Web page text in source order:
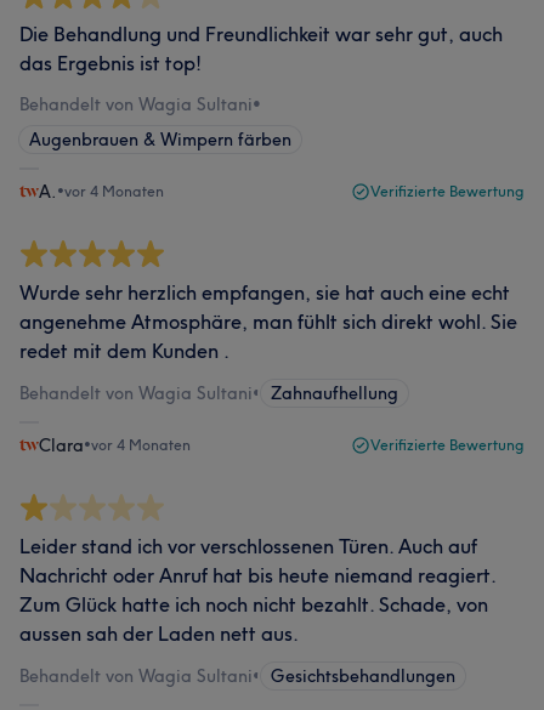
Die Behandlung und Freundlichkeit war sehr gut, auch
das Ergebnis ist top!
Behandelt von Wagia Sultani•
Augenbrauen & Wimpern färben
A. •vor 4 Monaten Verifizierte Bewertung
Wurde sehr herzlich empfangen, sie hat auch eine echt
angenehme Atmosphäre, man fühlt sich direkt wohl. Sie
redet mit dem Kunden .
Behandelt von Wagia Sultani• Zahnaufhellung
Clara•vor 4 Monaten Verifizierte Bewertung
Leider stand ich vor verschlossenen Türen. Auch auf
Nachricht oder Anruf hat bis heute niemand reagiert.
Zum Glück hatte ich noch nicht bezahlt. Schade, von
aussen sah der Laden nett aus.
Behandelt von Wagia Sultani• Gesichtsbehandlungen